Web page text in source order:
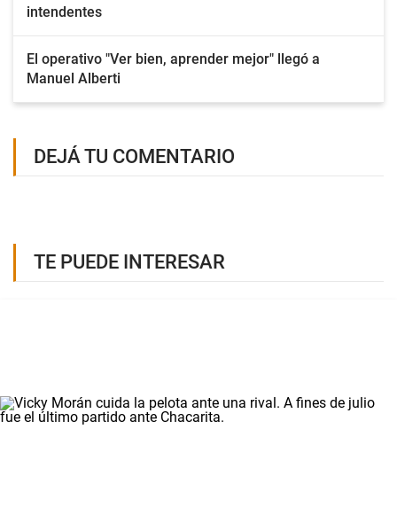
intendentes
El operativo "Ver bien, aprender mejor" llegó a
Manuel Alberti
DEJÁ TU COMENTARIO
TE PUEDE INTERESAR